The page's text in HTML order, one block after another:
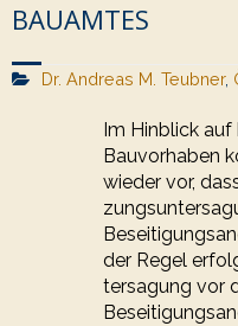
BAUAMTES
Dr. Andreas M. Teubner,
Im Hinblick
Bauvorhaben
wieder vor,
der Regel
ter­sa­gung vor